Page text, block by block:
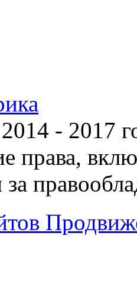
- 2017
права,